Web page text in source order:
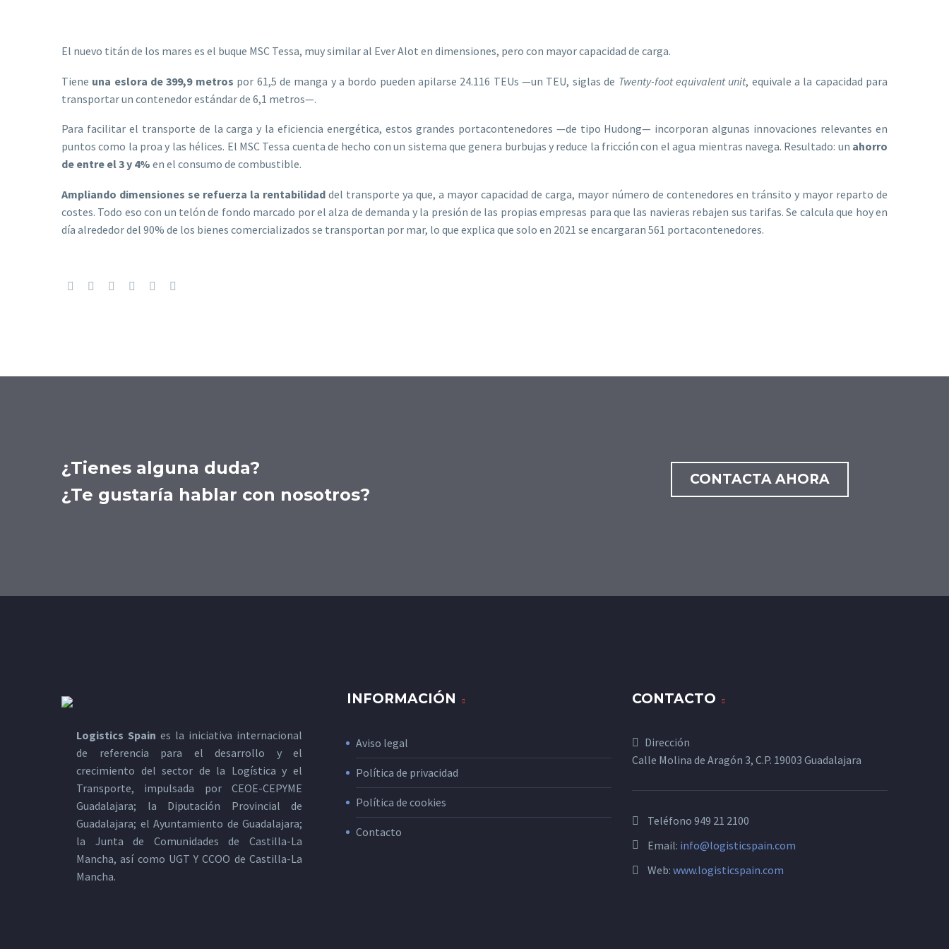
El nuevo titán de los mares es el buque MSC Tessa, muy similar al Ever Alot en dimensiones, pero con mayor capacidad de carga.
Tiene una eslora de 399,9 metros por 61,5 de manga y a bordo pueden apilarse 24.116 TEUs —un TEU, siglas de Twenty-foot equivalent unit, equivale a la capacidad para
transportar un contenedor estándar de 6,1 metros—.
Para facilitar el transporte de la carga y la eficiencia energética, estos grandes portacontenedores —de tipo Hudong— incorporan algunas innovaciones relevantes en
puntos como la proa y las hélices. El MSC Tessa cuenta de hecho con un sistema que genera burbujas y reduce la fricción con el agua mientras navega. Resultado: un ahorro
de entre el 3 y 4% en el consumo de combustible.
Ampliando dimensiones se refuerza la rentabilidad del transporte ya que, a mayor capacidad de carga, mayor número de contenedores en tránsito y mayor reparto de
costes. Todo eso con un telón de fondo marcado por el alza de demanda y la presión de las propias empresas para que las navieras rebajen sus tarifas. Se calcula que hoy en
día alrededor del 90% de los bienes comercializados se transportan por mar, lo que explica que solo en 2021 se encargaran 561 portacontenedores.
¿Tienes alguna duda?
¿Te gustaría hablar con nosotros?
CONTACTA AHORA
Logistics Spain es la iniciativa internacional
de referencia para el desarrollo y el
crecimiento del sector de la Logística y el
Transporte, impulsada por CEOE-CEPYME
Guadalajara; la Diputación Provincial de
Guadalajara; el Ayuntamiento de Guadalajara;
la Junta de Comunidades de Castilla-La
Mancha, así como UGT Y CCOO de Castilla-La
Mancha.
INFORMACIÓN
Aviso legal
Política de privacidad
Política de cookies
Contacto
CONTACTO
Dirección
Calle Molina de Aragón 3, C.P. 19003 Guadalajara
Teléfono 949 21 2100
Email: info@logisticspain.com
Web: www.logisticspain.com